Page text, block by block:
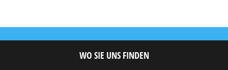
WO SIE UNS FINDEN